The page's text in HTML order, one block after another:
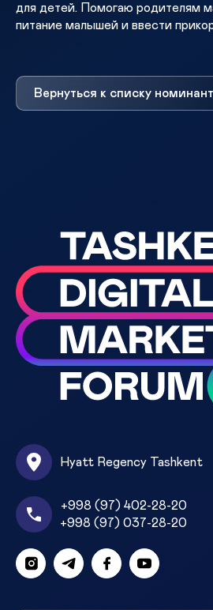
для детей. Помогаю родителям
питание малышей и ввести
Вернуться к списку
Hyatt Regency Tashkent
+998 (97) 402-28-20
+998 (97) 037-28-20